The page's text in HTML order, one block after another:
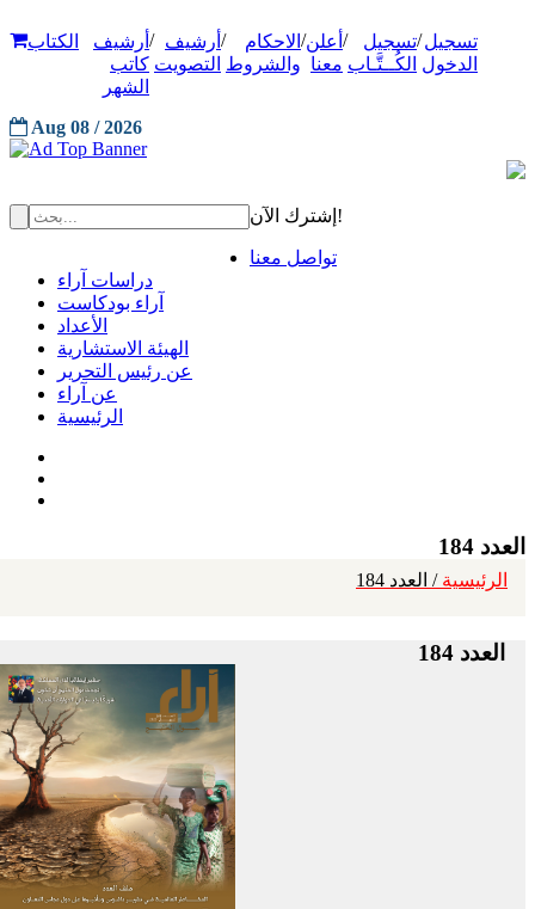
تسجيل
الدخول
/تسجيل
الكُــتَّـاب
/ أعلن
معنا
/ الاحكام
والشروط
/ أرشيف
التصويت
/ أرشيف
كاتب
الشهر
الكتاب
Aug 08 / 2026
إشترك الآن!
تواصل معنا
دراسات آراء
آراء بودكاست
الأعداد
الهيئة الاستشارية
عن رئيس التحرير
عن آراء
الرئيسية
العدد 184
الرئيسية / العدد 184
العدد 184